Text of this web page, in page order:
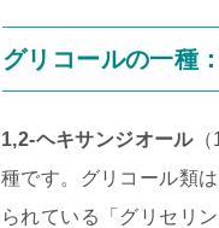
グリコールの一種
1,2-ヘキサンジオール（
種です。グリコール類
られている「グリセリ